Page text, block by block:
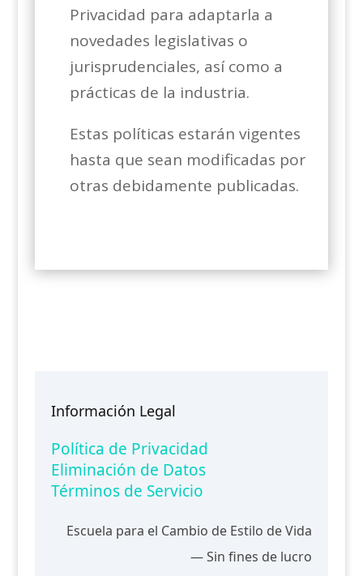
Privacidad para adaptarla a
novedades legislativas o
jurisprudenciales, así como a
prácticas de la industria.
Estas políticas estarán vigentes
hasta que sean modificadas por
otras debidamente publicadas.
Información Legal
Política de Privacidad
Eliminación de Datos
Términos de Servicio
Escuela para el Cambio de Estilo de Vida
— Sin fines de lucro